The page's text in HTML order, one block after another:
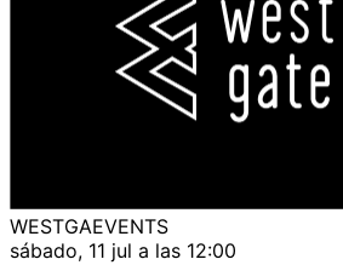
WESTGAEVENTS
sábado, 11 jul a las 12:00